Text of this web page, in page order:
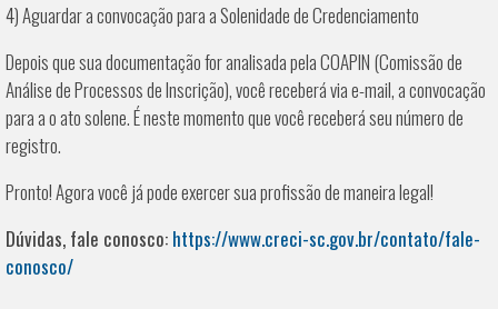
4) Aguardar a convocação para a Solenidade de Credenciamento
Depois que sua documentação for analisada pela COAPIN (Comissão de
Análise de Processos de Inscrição), você receberá via e-mail, a convocação
para a o ato solene. É neste momento que você receberá seu número de
registro.
Pronto! Agora você já pode exercer sua profissão de maneira legal!
Dúvidas, fale conosco: https://www.creci-sc.gov.br/contato/fale-
conosco/